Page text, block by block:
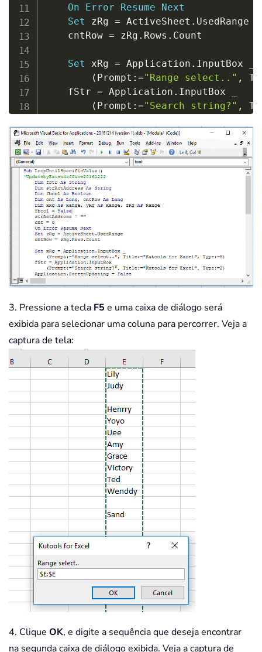
On
Error Resume
Next
Set zRg = ActiveSheet . UsedRange
    cntRow
= zRg . Rows . Count
Set xRg = Application . InputBox
( Prompt : ="Range select.." ,
    fStr
= Application . InputBox
( Prompt : ="Search string?" ,
For Each yRg In xRg
If yRg. Row > cntRow Then
            MsgBox
"Value not found "
            Application
Exit
Sub
If yRg
            yRg
.Activate
            fbool
            strActAddress
= yRg.
            MsgBox
"Value found in
Exit
Sub
            cnt
= cnt
End If
Next yRg
If cnt = xRg.Count Then
        MsgBox
"Value not found "
    Application
.ScreenUpdating
End Sub
3. Pressione a tecla F5 e uma caixa de diálogo será
exibida para selecionar uma coluna para percorrer. Veja a
captura de tela:
4. Clique OK, e digite a sequência que deseja encontrar
na segunda caixa de diálogo exibida. Veja a captura de